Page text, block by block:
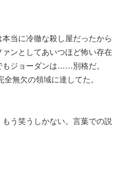
当に冷徹な殺し屋だったから
ンとしてあいつほど怖い存在
もジョーダンは……別格だ。
全無欠の領域に達してた。
う笑うしかない。言葉での説